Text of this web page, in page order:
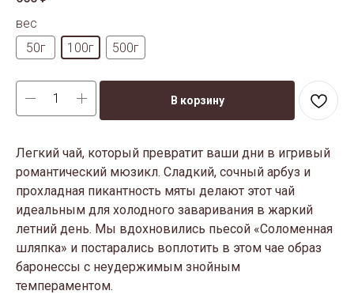
вес
50г
100г 500г
В корзину
Легкий чай, который превратит ваши дни в игривый
романтический мюзикл. Сладкий, сочный арбуз и
прохладная пикантность мяты делают этот чай
идеальным для холодного заваривания в жаркий
летний день. Мы вдохновились пьесой «Соломенная
шляпка» и постарались воплотить в этом чае образ
баронессы с неудержимым знойным
темпераментом.